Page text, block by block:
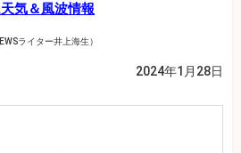
気＆風波情報
ライター井上海生）
2024年1月28日